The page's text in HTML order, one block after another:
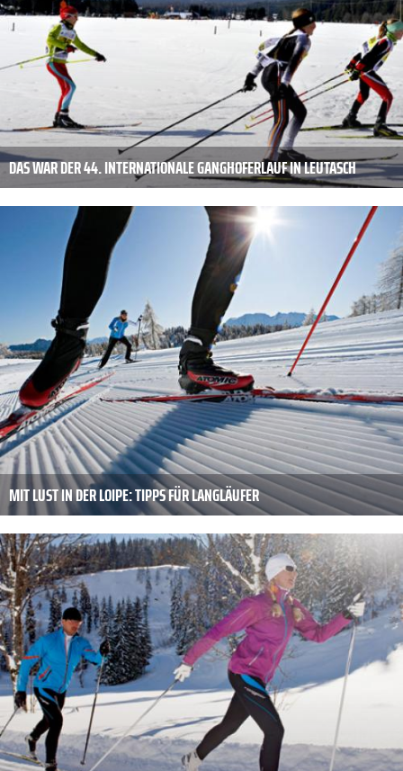
DAS WAR DER 44. INTERNATIONALE GANGHOFERLAUF IN LEUTASCH
MIT LUST IN DER LOIPE: TIPPS FÜR LANGLÄUFER